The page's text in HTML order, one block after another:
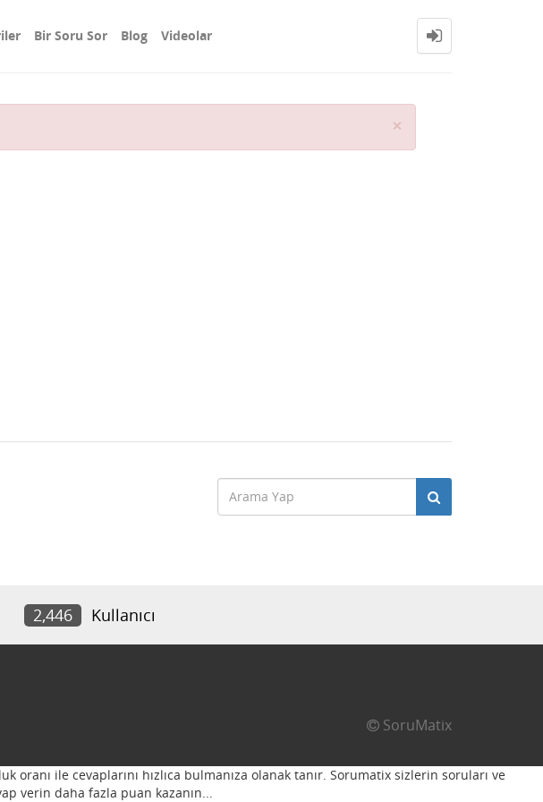
Bir Soru Sor Blog Videolar
×
2,446 Kullanıcı
SoruMatix
ile cevaplarını hızlıca bulmanıza olanak tanır. Sorumatix sizlerin soruları ve
verin daha fazla puan kazanın...